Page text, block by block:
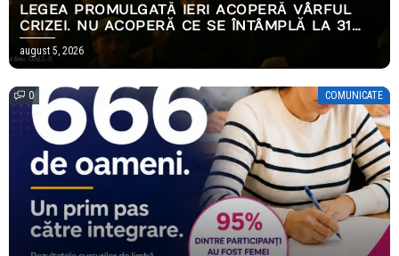
LEGEA PROMULGATĂ IERI ACOPERĂ VÂRFUL
CRIZEI. NU ACOPERĂ CE SE ÎNTÂMPLĂ LA 31
DECEMBRIE.
august 5, 2026
0 COMUNICATE